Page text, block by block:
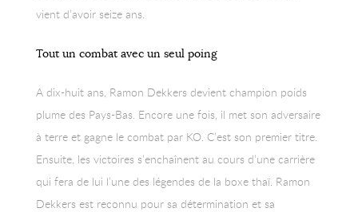
vient d’avoir seize ans.
Tout un combat avec un seul poing
A dix-huit ans, Ramon Dekkers devient champion poids
plume des Pays-Bas. Encore une fois, il met son adversaire
à terre et gagne le combat par KO. C’est son premier titre.
Ensuite, les victoires s’enchaînent au cours d’une carrière
qui fera de lui l’une des légendes de la boxe thaï. Ramon
Dekkers est reconnu pour sa détermination et sa